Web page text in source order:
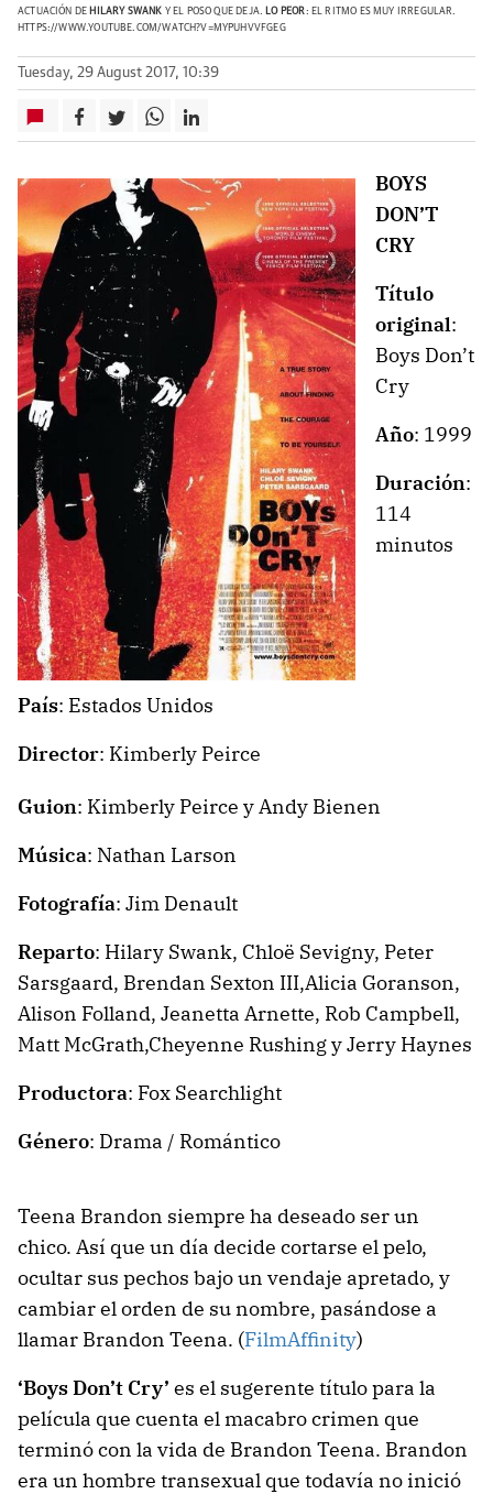
ACTUACIÓN DE HILARY SWANK Y EL POSO QUE DEJA. LO PEOR: EL RITMO ES MUY IRREGULAR.
HTTPS://WWW.YOUTUBE.COM/WATCH?V=MYPUHVVFGEG
Tuesday, 29 August 2017, 10:39
BOYS
DON’T
CRY
Título
original:
Boys Don’t
Cry
Año: 1999
Duración:
114
minutos
País: Estados Unidos
Director: Kimberly Peirce
Guion: Kimberly Peirce yAndy Bienen
Música: Nathan Larson
Fotografía: Jim Denault
Reparto: Hilary Swank, Chloë Sevigny, Peter
Sarsgaard, Brendan Sexton III,Alicia Goranson,
Alison Folland, Jeanetta Arnette, Rob Campbell,
Matt McGrath,Cheyenne Rushing yJerry Haynes
Productora: Fox Searchlight
Género: Drama / Romántico
Teena Brandon siempre ha deseado ser un
chico. Así que un día decide cortarse el pelo,
ocultar sus pechos bajo un vendaje apretado, y
cambiar el orden de su nombre, pasándose a
llamar Brandon Teena. (FilmAffinity)
‘Boys Don’t Cry’ es el sugerente título para la
película que cuenta el macabro crimen que
terminó con la vida de Brandon Teena. Brandon
era un hombre transexual que todavía no inició